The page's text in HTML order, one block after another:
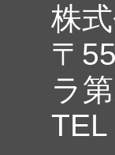
株
〒
ラ